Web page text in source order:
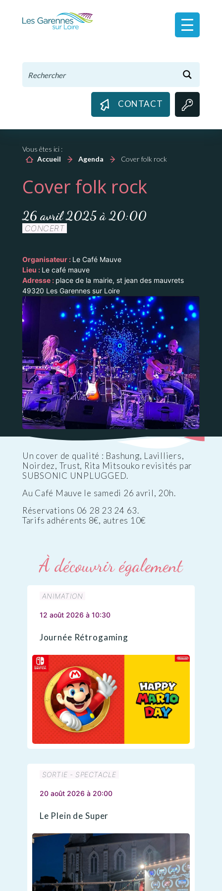
CONTACT
Vous êtes ici :
Accueil
Agenda Cover folk rock
Cover folk rock
26 avril 2025 à 20:00
CONCERT
Organisateur : Le Café Mauve
Lieu : Le café mauve
Adresse : place de la mairie, st jean des mauvrets
49320 Les Garennes sur Loire
Un cover de qualité : Bashung, Lavilliers,
Noirdez, Trust, Rita Mitsouko revisités par
SUBSONIC UNPLUGGED.
Au Café Mauve le samedi 26 avril, 20h.
Réservations 06 28 23 24 63.
Tarifs adhérents 8€, autres 10€
À découvrir également
ANIMATION
12 août 2026 à 10:30
Journée Rétrogaming
SORTIE - SPECTACLE
20 août 2026 à 20:00
Le Plein de Super